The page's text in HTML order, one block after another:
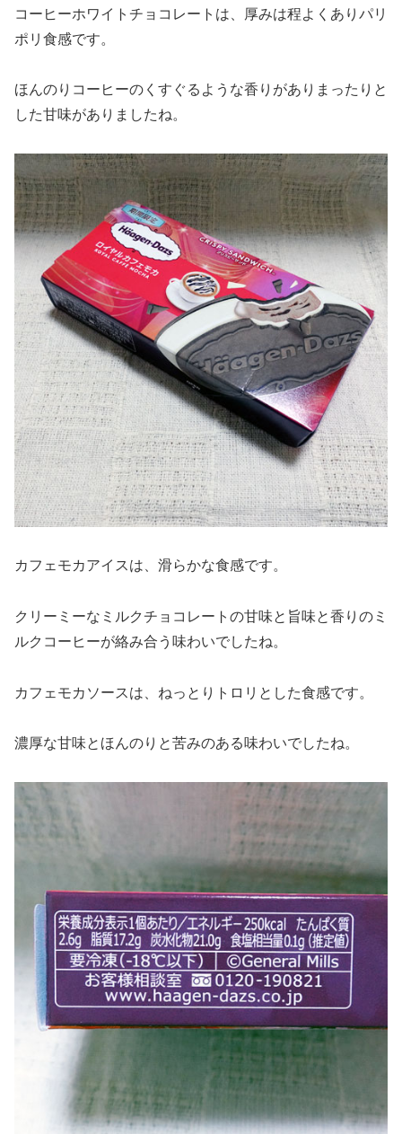
コーヒーホワイトチョコレートは、厚みは程よくありパリ
ポリ食感です。
ほんのりコーヒーのくすぐるような香りがありまったりと
した甘味がありましたね。
カフェモカアイスは、滑らかな食感です。
クリーミーなミルクチョコレートの甘味と旨味と香りのミ
ルクコーヒーが絡み合う味わいでしたね。
カフェモカソースは、ねっとりトロリとした食感です。
濃厚な甘味とほんのりと苦みのある味わいでしたね。